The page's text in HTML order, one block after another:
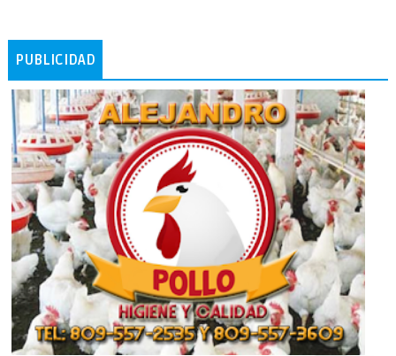
PUBLICIDAD